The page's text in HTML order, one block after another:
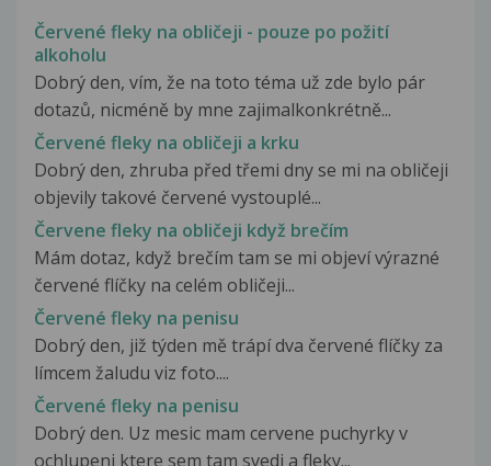
Červené fleky na obličeji - pouze po požití
alkoholu
Dobrý den, vím, že na toto téma už zde bylo pár
dotazů, nicméně by mne zajimalkonkrétně...
Červené fleky na obličeji a krku
Dobrý den, zhruba před třemi dny se mi na obličeji
objevily takové červené vystouplé...
Červene fleky na obličeji když brečím
Mám dotaz, když brečím tam se mi objeví výrazné
červené flíčky na celém obličeji...
Červené fleky na penisu
Dobrý den, již týden mě trápí dva červené flíčky za
límcem žaludu viz foto....
Červené fleky na penisu
Dobrý den. Uz mesic mam cervene puchyrky v
ochlupeni ktere sem tam svedi a fleky...